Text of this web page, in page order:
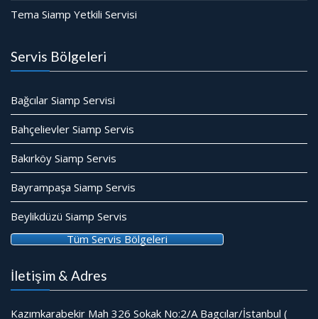
Tema Siamp Yetkili Servisi
Servis Bölgeleri
Bağcılar Siamp Servisi
Bahçelievler Siamp Servis
Bakırköy Siamp Servis
Bayrampaşa Siamp Servis
Beylikdüzü Siamp Servis
Tüm Servis Bölgeleri
İletişim & Adres
Kazımkarabekir Mah 326 Sokak No:2/A Bagcılar/İstanbul (